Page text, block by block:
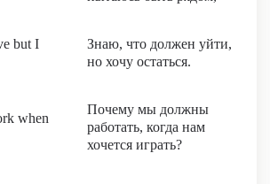
but I
Знаю, что должен уйти,
но хочу остаться.
when
Почему мы должны
работать, когда нам
хочется играть?